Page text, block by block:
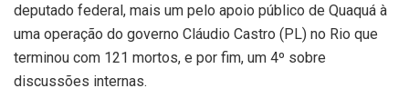
deputado federal, mais um pelo apoio público de Quaquá à
uma operação do governo Cláudio Castro (PL) no Rio que
terminou com 121 mortos, e por fim, um 4º sobre
discussões internas.